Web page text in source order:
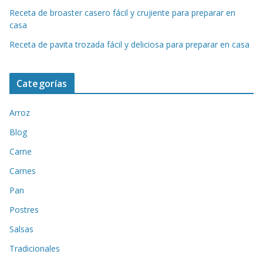
Receta de broaster casero fácil y crujiente para preparar en
casa
Receta de pavita trozada fácil y deliciosa para preparar en casa
Categorías
Arroz
Blog
Carne
Carnes
Pan
Postres
Salsas
Tradicionales